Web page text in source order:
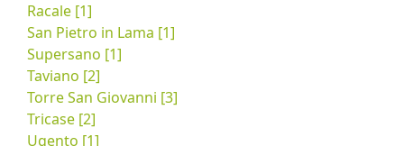
Racale [1]
San Pietro in Lama [1]
Supersano [1]
Taviano [2]
Torre San Giovanni [3]
Tricase [2]
Ugento [1]